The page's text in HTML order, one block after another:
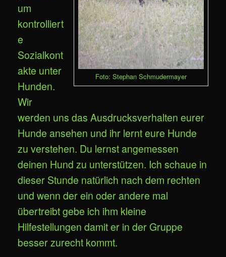
Foto: Stephan Schmudermayer
um
kontrolliert
e
Sozialkont
akte unter
Hunden.
Wir
werden uns das Ausdrucksverhalten eurer
Hunde ansehen und ihr lernt eure Hunde
zu verstehen. Du lernst angemessen
deinen Hund zu unterstützen. Ich schaue in
dieser Stunde natürlich nach dem rechten
und wenn der ein oder andere mal
übertreibt gebe ich ihm kleine
Hilfestellungen damit er in der Gruppe
besser zurecht kommt.